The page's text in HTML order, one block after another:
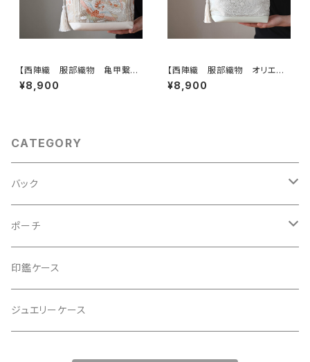
【西陣織 服部織物 亀甲繋ぎ
に鳳凰・花模様 帯リメイク ト
ートバッグ】日常使い、結婚式、パ
¥8,900
【西陣織 服部織物 オリエン
ト更紗 華紋様 薄グリーン・シ
ルバー シルク帯リメイク トー
¥8,900
CATEGORY
バック
2Wayクラッチバッグ＆ハンドバッグ
ハンドバッグ・ショルダーバッグ
スマホショルダー、サコッシュ
ポーチ
コロンとした大容量コスメポーチ
ミニポーチ
印鑑ケース
ジュエリーケース